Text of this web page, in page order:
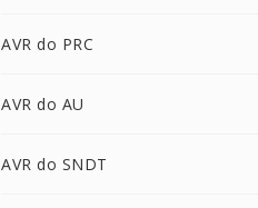
AVR do PRC
AVR do AU
AVR do SNDT